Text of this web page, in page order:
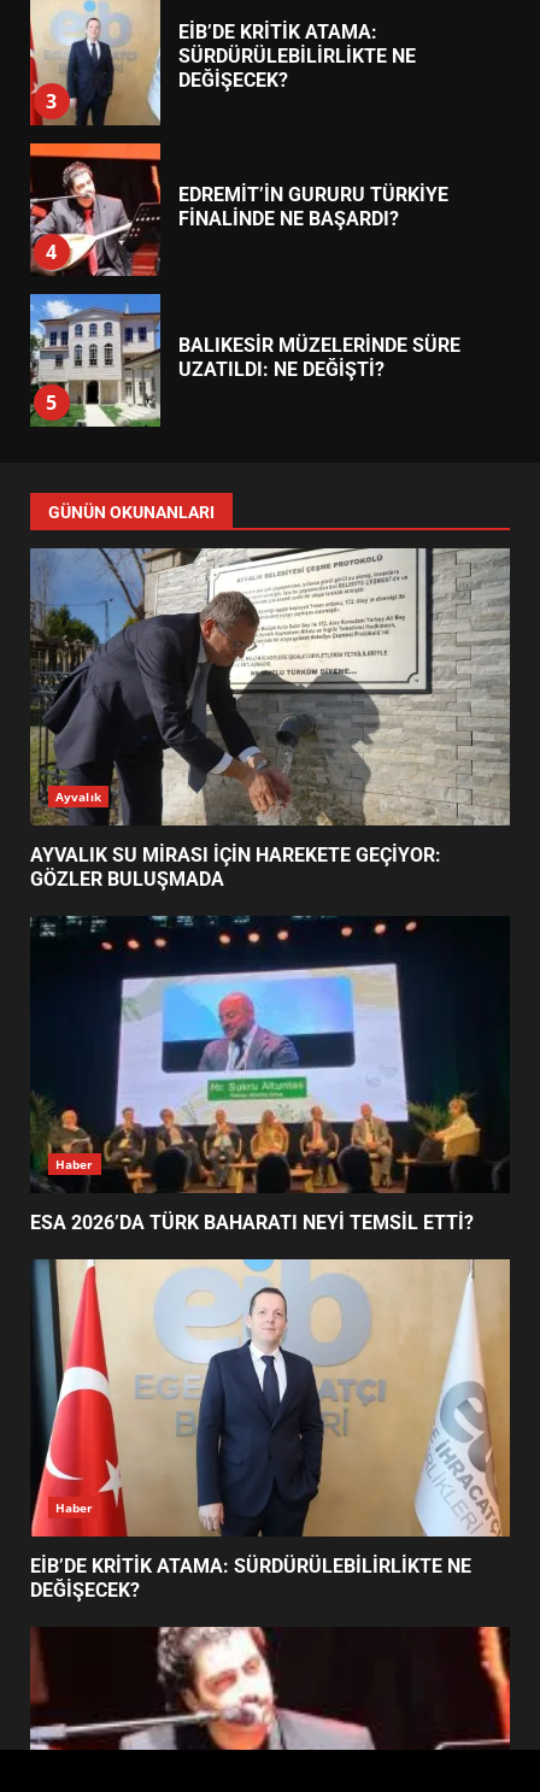
3
EİB’DE KRİTİK ATAMA:
SÜRDÜRÜLEBİLİRLİKTE NE
DEĞİŞECEK?
4
EDREMİT’İN GURURU TÜRKİYE
FİNALİNDE NE BAŞARDI?
5
BALIKESİR MÜZELERİNDE SÜRE
UZATILDI: NE DEĞİŞTİ?
6
TURNUVASI KAYITLARI NEYİ
DEĞİŞTİRİYOR?
7
BURHANİYE BELEDİYESPOR’DA
YENİ YÖNETİM NASIL
ŞEKİLLENDİ?
1
AYVALIK SU MİRASI İÇİN
HAREKETE GEÇİYOR: GÖZLER
BULUŞMADA
ESA 2026’DA TÜRK BAHARATI
NEYİ TEMSİL ETTİ?
3
EİB’DE KRİTİK ATAMA:
SÜRDÜRÜLEBİLİRLİKTE NE
DEĞİŞECEK?
4
FİNALİNDE NE BAŞARDI?
5
BALIKESİR MÜZELERİNDE SÜRE
UZATILDI: NE DEĞİŞTİ?
BURHANİYE SATRANÇ
TURNUVASI KAYITLARI NEYİ
7
BURHANİYE BELEDİYESPOR’DA
YENİ YÖNETİM NASIL
ŞEKİLLENDİ?
GÜNÜN OKUNANLARI
Ayvalık
AYVALIK SU MİRASI İÇİN HAREKETE GEÇİYOR:
GÖZLER BULUŞMADA
Haber
ESA 2026’DA TÜRK BAHARATI NEYİ TEMSİL ETTİ?
Haber
EİB’DE KRİTİK ATAMA: SÜRDÜRÜLEBİLİRLİKTE NE
DEĞİŞECEK?